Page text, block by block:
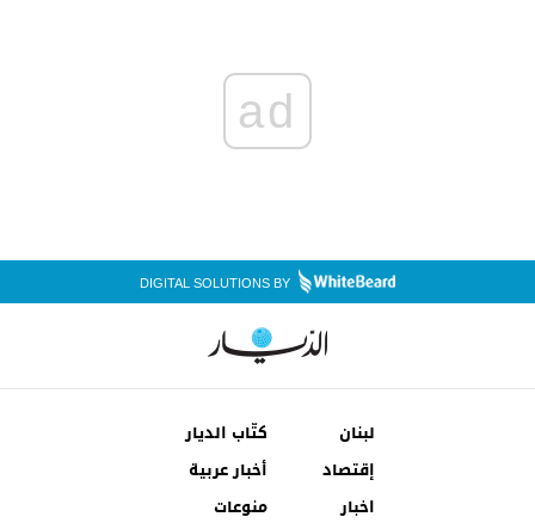
ad
DIGITAL SOLUTIONS BY
لبنان
كتّاب الديار
إقتصاد
أخبار عربية
اخبار
منوعات